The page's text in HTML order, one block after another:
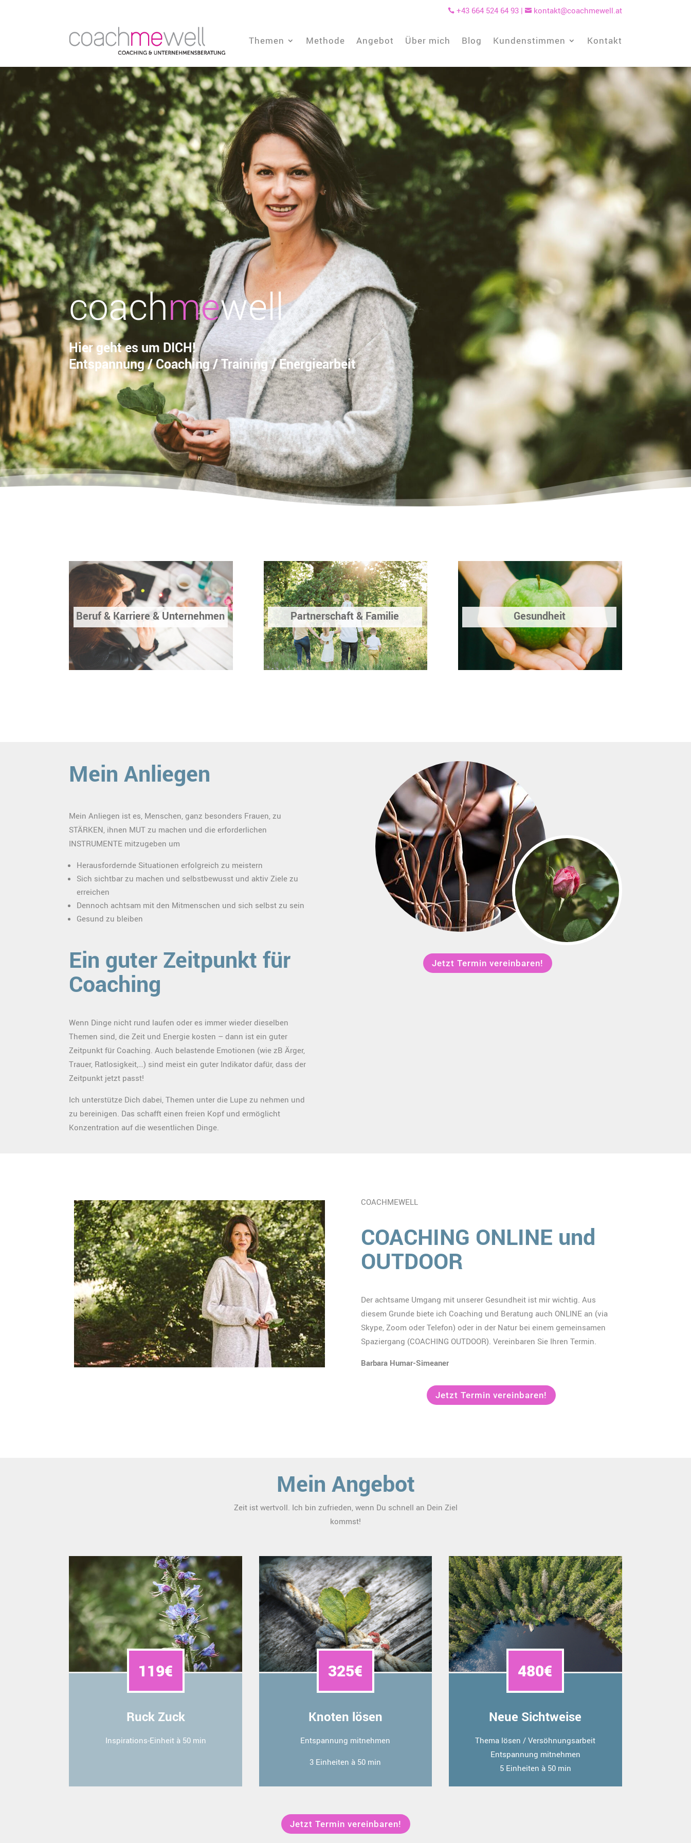
 +43 664 524 64 93| kontakt@coachmewell.at
Themen Methode Angebot Über mich Blog Kundenstimmen Kontakt
coachmewell
Hier geht es um DICH!
Entspannung / Coaching / Training / Energiearbeit
Beruf & Karriere & Unternehmen Partnerschaft & Familie Gesundheit
Mein Anliegen
Mein Anliegen ist es, Menschen, ganz besonders Frauen, zu
STÄRKEN, ihnen MUT zu machen und die erforderlichen
INSTRUMENTE mitzugeben um
Herausfordernde Situationen erfolgreich zu meistern
Sich sichtbar zu machen und selbstbewusst und aktiv Ziele zu
erreichen
Dennoch achtsam mit den Mitmenschen und sich selbst zu sein
Gesund zu bleiben
Ein guter Zeitpunkt für
Coaching
Wenn Dinge nicht rund laufen oder es immer wieder dieselben
Themen sind, die Zeit und Energie kosten – dann ist ein guter
Zeitpunkt für Coaching. Auch belastende Emotionen (wie zB Ärger,
Trauer, Ratlosigkeit,…) sind meist ein guter Indikator dafür, dass der
Zeitpunkt jetzt passt!
Ich unterstütze Dich dabei, Themen unter die Lupe zu nehmen und
zu bereinigen. Das schafft einen freien Kopf und ermöglicht
Konzentration auf die wesentlichen Dinge.
Jetzt Termin vereinbaren!
COACHMEWELL
COACHING ONLINE und
OUTDOOR
Der achtsame Umgang mit unserer Gesundheit ist mir wichtig. Aus
diesem Grunde biete ich Coaching und Beratung auch ONLINE an (via
Skype, Zoom oder Telefon) oder in der Natur bei einem gemeinsamen
Spaziergang (COACHING OUTDOOR). Vereinbaren Sie Ihren Termin.
Barbara Humar-Simeaner
Jetzt Termin vereinbaren!
Mein Angebot
Zeit ist wertvoll. Ich bin zufrieden, wenn Du schnell an Dein Ziel
kommst!
119€
Ruck Zuck
Inspirations-Einheit à 50 min
325€
Knoten lösen
Entspannung mitnehmen
3 Einheiten à 50 min
480€
Neue Sichtweise
Thema lösen / Versöhnungsarbeit
Entspannung mitnehmen
5 Einheiten à 50 min
Jetzt Termin vereinbaren!